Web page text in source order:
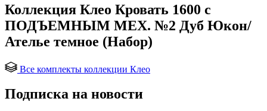
Коллекция Клео Кровать 1600 с
ПОДЪЕМНЫМ МЕХ. №2 Дуб Юкон/
Ателье темное (Набор)
Все комплекты коллекции Клео
Подписка на новости